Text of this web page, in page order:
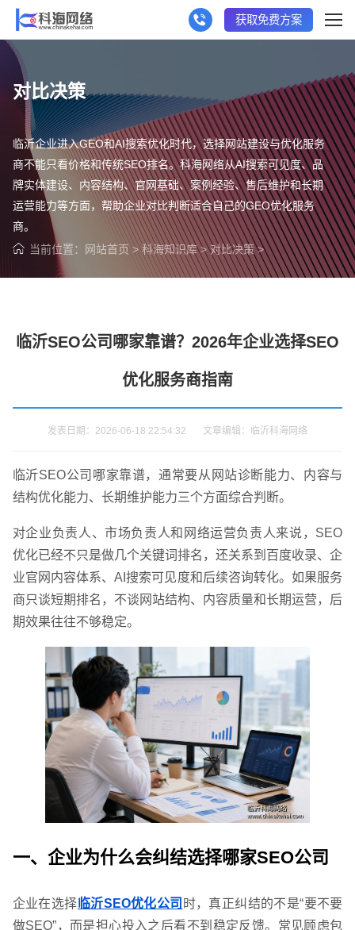
获取免费方案
对比决策
临沂企业进入GEO和AI搜索优化时代，选择网站建设与优化服务
商不能只看价格和传统SEO排名。科海网络从AI搜索可见度、品
牌实体建设、内容结构、官网基础、案例经验、售后维护和长期
运营能力等方面，帮助企业对比判断适合自己的GEO优化服务
商。
当前位置：
网站首页 >科海知识库>对比决策>
临沂SEO公司哪家靠谱？2026年企业选择SEO
优化服务商指南
发表日期：2026-06-18 22:54:32 文章编辑：临沂科海网络
临沂SEO公司哪家靠谱，通常要从网站诊断能力、内容与
结构优化能力、长期维护能力三个方面综合判断。
对企业负责人、市场负责人和网络运营负责人来说，SEO
优化已经不只是做几个关键词排名，还关系到百度收录、企
业官网内容体系、AI搜索可见度和后续咨询转化。如果服务
商只谈短期排名，不谈网站结构、内容质量和长期运营，后
期效果往往不够稳定。
一、企业为什么会纠结选择哪家SEO公司
企业在选择 临沂SEO优化公司 时，真正纠结的不是“要不要
做SEO”，而是担心投入之后看不到稳定反馈。常见顾虑包